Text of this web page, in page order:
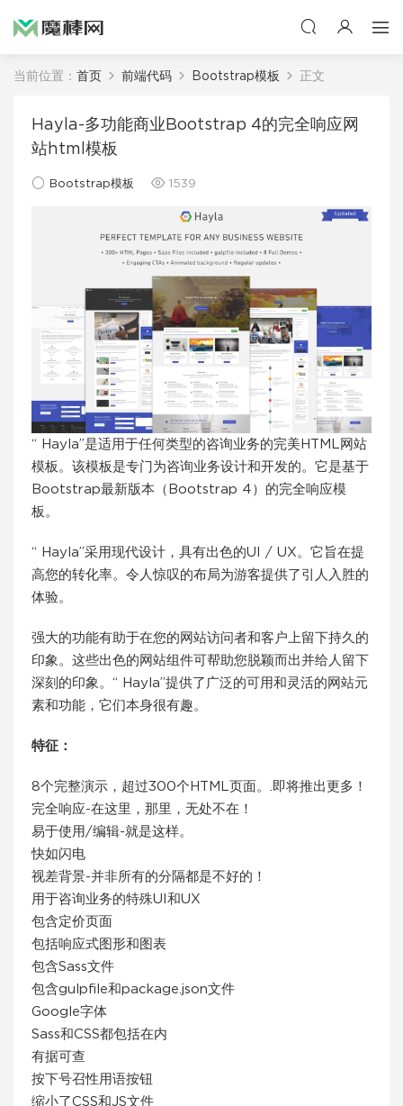
当前位置： 首页 前端代码 Bootstrap模板 正文
Hayla-多功能商业Bootstrap 4的完全响应网
站html模板
Bootstrap模板 1539
“ Hayla”是适用于任何类型的咨询业务的完美HTML网站
模板。该模板是专门为咨询业务设计和开发的。它是基于
Bootstrap最新版本（Bootstrap 4）的完全响应模
板。
“ Hayla”采用现代设计，具有出色的UI / UX。它旨在提
高您的转化率。令人惊叹的布局为游客提供了引人入胜的
体验。
强大的功能有助于在您的网站访问者和客户上留下持久的
印象。这些出色的网站组件可帮助您脱颖而出并给人留下
深刻的印象。“ Hayla”提供了广泛的可用和灵活的网站元
素和功能，它们本身很有趣。
特征：
8个完整演示，超过300个HTML页面。.即将推出更多！
完全响应-在这里，那里，无处不在！
易于使用/编辑-就是这样。
快如闪电
视差背景-并非所有的分隔都是不好的！
用于咨询业务的特殊UI和UX
包含定价页面
包括响应式图形和图表
包含Sass文件
包含gulpfile和package.json文件
Google字体
Sass和CSS都包括在内
有据可查
按下号召性用语按钮
缩小了CSS和JS文件